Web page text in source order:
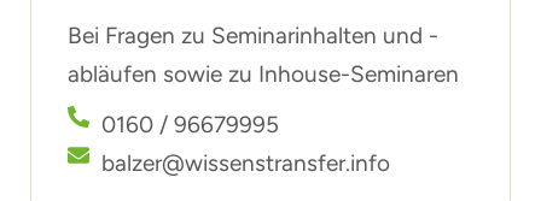
Bei Fragen zu Seminarinhalten und -
abläufen sowie zu Inhouse-Seminaren
0160 / 96679995
balzer@wissenstransfer.info